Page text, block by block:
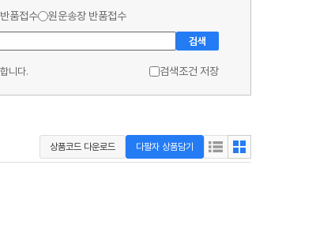
품접수
원운송장 반품접수
검색
니다. 검색조건 저장